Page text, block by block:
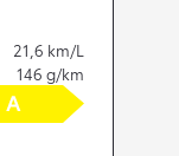
21,6 km/L
146 g/km